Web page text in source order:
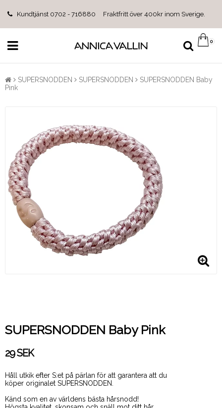
Kundtjänst 0702 - 716880 Fraktfritt över 400kr inom Sverige.
0
SUPERSNODDEN SUPERSNODDEN
SUPERSNODDEN Baby
Pink
SUPERSNODDEN Baby Pink
29 SEK
Håll utkik efter S:et på pärlan för att garantera att du
köper originalet SUPERSNODDEN.
Känd som en av världens bästa hårsnodd!